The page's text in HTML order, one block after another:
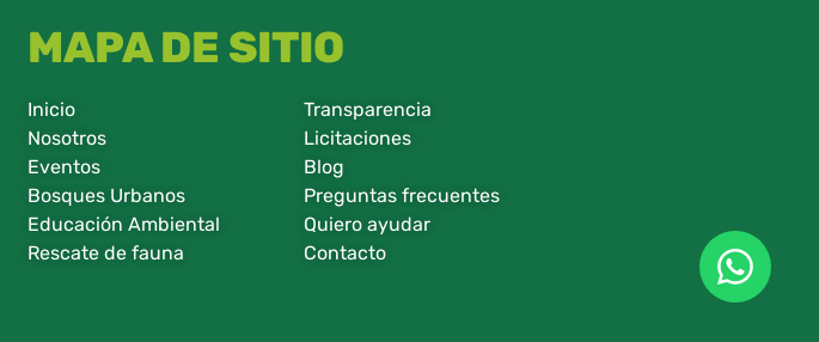
MAPA DE SITIO
Inicio
Nosotros
Eventos
Bosques Urbanos
Educación Ambiental
Rescate de fauna​
Transparencia
Licitaciones
Blog
Preguntas frecuentes
Quiero ayudar
Contacto